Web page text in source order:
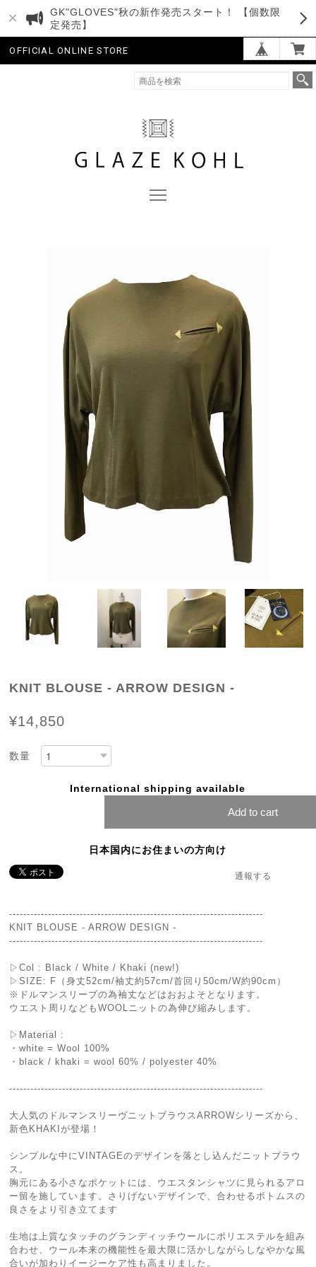
GK"GLOVES"秋の新作発売スタート！ 【個数限
定発売】
OFFICIAL ONLINE STORE
KNIT BLOUSE - ARROW DESIGN -
¥14,850
数量
International shipping available
Add to cart
日本国内にお住まいの方向け
通報する
------------------------------------------------------------------------
KNIT BLOUSE - ARROW DESIGN -
------------------------------------------------------------------------
▷Col : Black / White / Khaki (new!)
▷SIZE: F（身丈52cm/袖丈約57cm/首回り50cm/W約90cm）
※ドルマンスリーブの為袖丈などはおおよそとなります。
ウエスト周りなどもWOOLニットの為伸び縮みします。
▷Material :
・white = Wool 100%
・black / khaki = wool 60% / polyester 40%
------------------------------------------------------------------------
大人気のドルマンスリーヴニットブラウスARROWシリーズから、
新色KHAKIが登場！
シンプルな中にVINTAGEのデザインを落とし込んだニットブラウ
ス。
胸元にある小さなポケットには、ウエスタンシャツに見られるアロ
ー留を施しています。さりげないデザインで、合わせるボトムスの
良さをより引き立てます
生地は上質なタッチのグランディッチウールにポリエステルを組み
合わせ、ウール本来の機能性を最大限に活かしながらしなやかな風
合いが加わりイージーケア性も高まりました。